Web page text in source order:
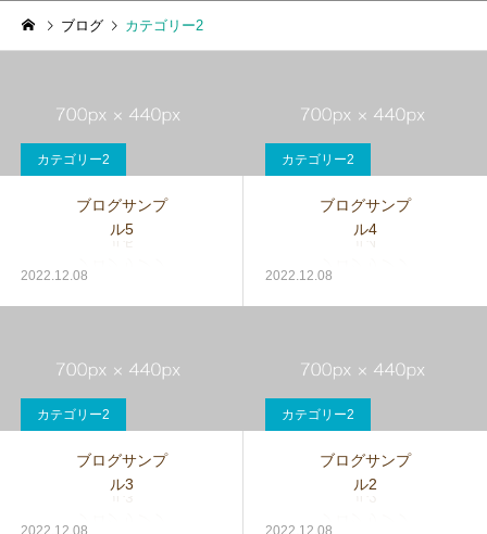
ブログ カテゴリー2
カテゴリー2
ブログサンプ
ル5
2022.12.08
カテゴリー2
ブログサンプ
ル4
2022.12.08
カテゴリー2
ブログサンプ
ル3
2022.12.08
カテゴリー2
ブログサンプ
ル2
2022.12.08